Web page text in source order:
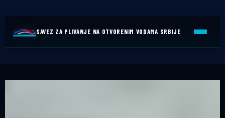
SAVEZ ZA PLIVANJE NA OTVORENIM VODAMA SRBIJE